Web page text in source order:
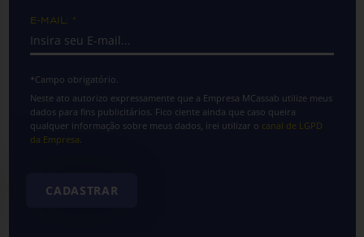
E-MAIL: *
*Campo obrigatório.
Neste ato autorizo expressamente que a Empresa MCassab utilize meus
dados para fins publicitários. Fico ciente ainda que caso queira
qualquer informação sobre meus dados, irei utilizar o canal de LGPD
da Empresa.